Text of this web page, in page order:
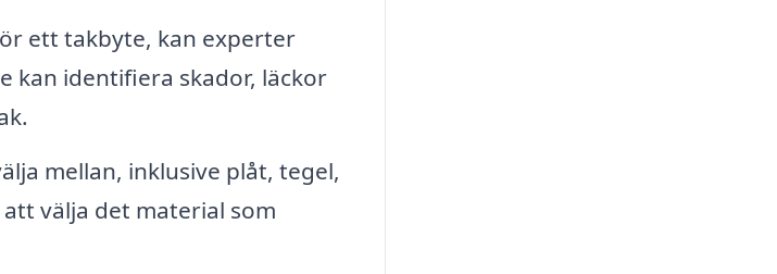
ett takbyte, kan experter
kan identifiera skador, läckor
mellan, inklusive plåt, tegel,
välja det material som